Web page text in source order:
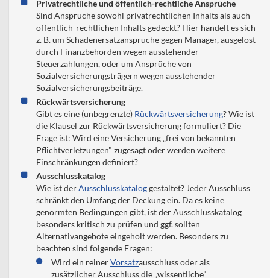
Privatrechtliche und öffentlich-rechtliche Ansprüche
Sind Ansprüche sowohl privatrechtlichen Inhalts als auch
öffentlich-rechtlichen Inhalts gedeckt? Hier handelt es sich
z. B. um Schadenersatzansprüche gegen Manager, ausgelöst
durch Finanzbehörden wegen ausstehender
Steuerzahlungen, oder um Ansprüche von
Sozialversicherungsträgern wegen ausstehender
Sozialversicherungsbeiträge.
Rückwärtsversicherung
Gibt es eine (unbegrenzte) Rückwärtsversicherung? Wie ist
die Klausel zur Rückwärtsversicherung formuliert? Die
Frage ist: Wird eine Versicherung „frei von bekannten
Pflichtverletzungen" zugesagt oder werden weitere
Einschränkungen definiert?
Ausschlusskatalog
Wie ist derAusschlusskataloggestaltet? Jeder Ausschluss
schränkt den Umfang der Deckung ein. Da es keine
genormten Bedingungen gibt, ist der Ausschlusskatalog
besonders kritisch zu prüfen und ggf. sollten
Alternativangebote eingeholt werden. Besonders zu
beachten sind folgende Fragen:
Wird ein reinerVorsatzausschluss oder als
zusätzlicher Ausschluss die „wissentliche"